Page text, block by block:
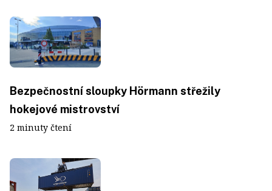
Bezpečnostní sloupky Hörmann střežily
hokejové mistrovství
2 minuty čtení